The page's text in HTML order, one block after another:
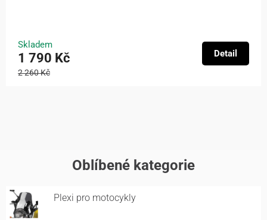
Skladem
1 790 Kč
2 260 Kč
Detail
Oblíbené kategorie
Plexi pro motocykly